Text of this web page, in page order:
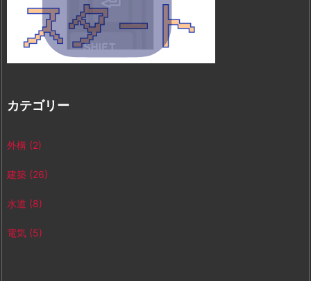
カテゴリー
外構 (2)
建築 (26)
水道 (8)
電気 (5)